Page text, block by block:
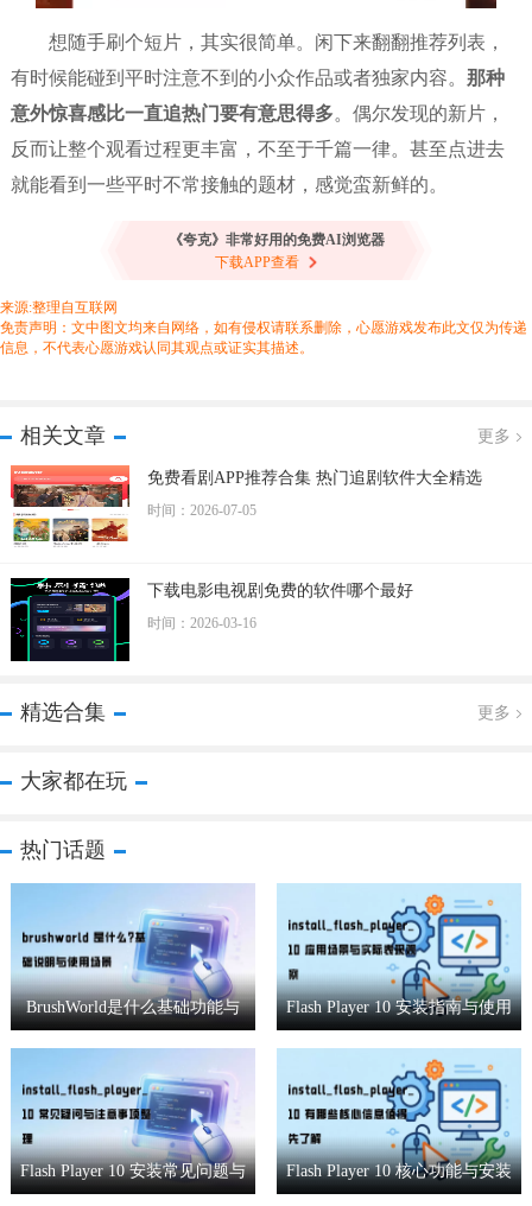
想随手刷个短片，其实很简单。闲下来翻翻推荐列表，
有时候能碰到平时注意不到的小众作品或者独家内容。 那种
意外惊喜感比一直追热门要有意思得多。偶尔发现的新片，
反而让整个观看过程更丰富，不至于千篇一律。甚至点进去
就能看到一些平时不常接触的题材，感觉蛮新鲜的。
《夸克》非常好用的免费AI浏览器
下载APP查看
来源:整理自互联网
免责声明：文中图文均来自网络，如有侵权请联系删除，心愿游戏发布此文仅为传递
信息，不代表心愿游戏认同其观点或证实其描述。
相关文章 更多
免费看剧APP推荐合集 热门追剧软件大全精选
时间：2026-07-05
下载电影电视剧免费的软件哪个最好
时间：2026-03-16
精选合集 更多
大家都在玩
热门话题
BrushWorld是什么基础功能与
适用场景全解析
Flash Player 10 安装指南与使用
效果实测
Flash Player 10 安装常见问题与
注意事项详解
Flash Player 10 核心功能与安装
要点详解